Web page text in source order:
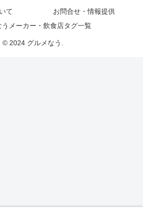
て
お問合せ・情報提供
うメーカー・飲食店タグ一覧
© 2024 グルメなう.